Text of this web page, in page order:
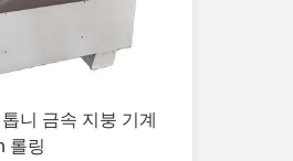
니 금속 지붕 기계
롤링